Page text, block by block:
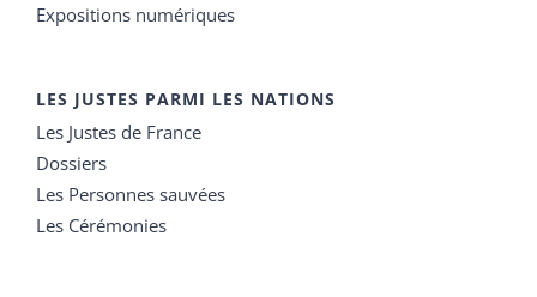
Expositions numériques
LES JUSTES PARMI LES NATIONS
Les Justes de France
Dossiers
Les Personnes sauvées
Les Cérémonies